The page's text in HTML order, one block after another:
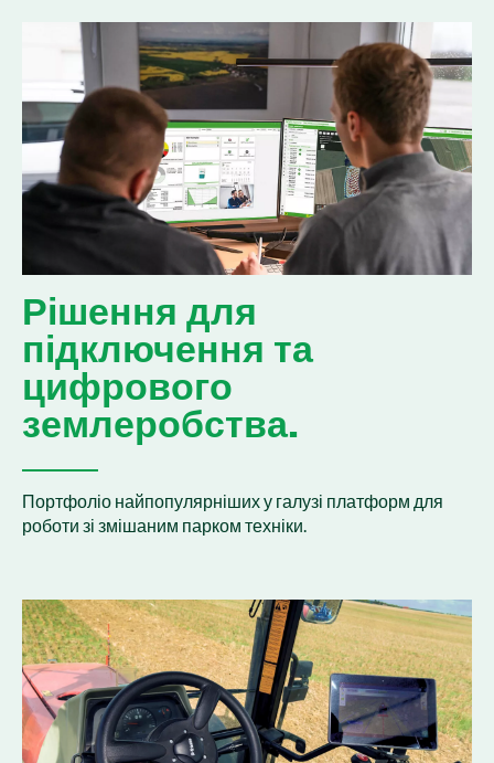
Рішення для
підключення та
цифрового
землеробства.
Портфоліо найпопулярніших у галузі платформ для
роботи зі змішаним парком техніки.